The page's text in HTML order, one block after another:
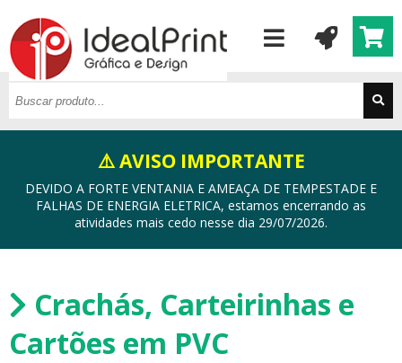
⚠️ AVISO IMPORTANTE
DEVIDO A FORTE VENTANIA E AMEAÇA DE TEMPESTADE E
FALHAS DE ENERGIA ELETRICA, estamos encerrando as
atividades mais cedo nesse dia 29/07/2026.
Crachás, Carteirinhas e
Cartões em PVC